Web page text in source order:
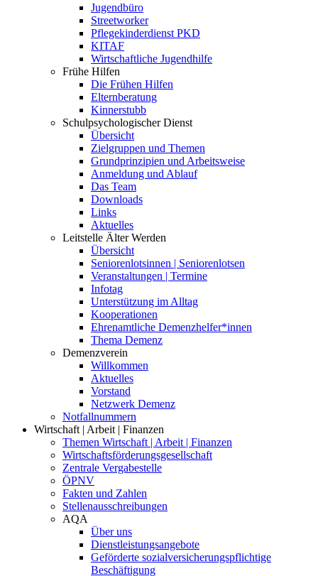
Jugendbüro
Streetworker
Pflegekinderdienst PKD
KITAF
Wirtschaftliche Jugendhilfe
Frühe Hilfen
Die Frühen Hilfen
Elternberatung
Kinnerstubb
Schulpsychologischer Dienst
Übersicht
Zielgruppen und Themen
Grundprinzipien und Arbeitsweise
Anmeldung und Ablauf
Das Team
Downloads
Links
Aktuelles
Leitstelle Älter Werden
Übersicht
Seniorenlotsinnen | Seniorenlotsen
Veranstaltungen | Termine
Infotag
Unterstützung im Alltag
Kooperationen
Ehrenamtliche Demenzhelfer*innen
Thema Demenz
Demenzverein
Willkommen
Aktuelles
Vorstand
Netzwerk Demenz
Notfallnummern
Wirtschaft | Arbeit | Finanzen
Themen Wirtschaft | Arbeit | Finanzen
Wirtschaftsförderungsgesellschaft
Zentrale Vergabestelle
ÖPNV
Fakten und Zahlen
Stellenausschreibungen
AQA
Über uns
Dienstleistungsangebote
Geförderte sozialversicherungspflichtige
Beschäftigung